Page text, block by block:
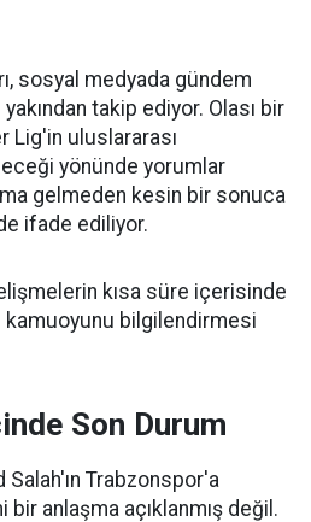
sosyal medyada gündem
takip ediyor. Olası bir
Lig'in uluslararası
yönünde yorumlar
gelmeden kesin bir sonuca
ifade ediliyor.
kısa süre içerisinde
bilgilendirmesi
Son Durum
Trabzonspor'a
anlaşma açıklanmış değil.